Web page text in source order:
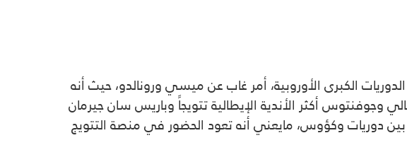
الكبرى الأوروبية، أمر غاب عن ميسي ورونالدو، حيث أنه
أكثر الأندية الإيطالية تتويجاً وباريس سان جيرمان
يونايتد الإنكليزي في أفضل فتراته، لينجح في ملامسة أكثر من 33 لقباً بين دوريات وكؤوس، مايعني أنه تعود الحضور في منصة التتويج